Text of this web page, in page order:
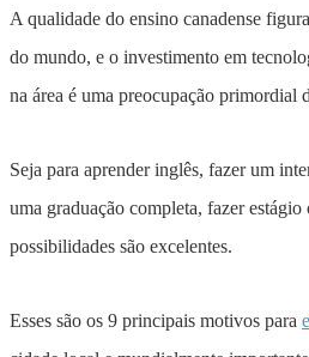
A qualidade do ensino canadense
do mundo, e o investimento em
na área é uma preocupação primordial
Seja para aprender inglês, fazer um
uma graduação completa, fazer estágio
possibilidades são excelentes.
Esses são os 9 principais motivos para